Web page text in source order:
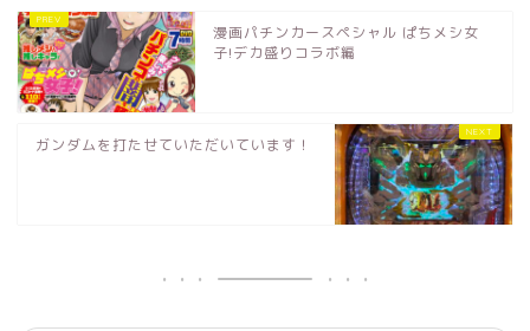
漫画パチンカースペシャル ぱちメシ女
子!デカ盛りコラボ編
ガンダムを打たせていただいています！